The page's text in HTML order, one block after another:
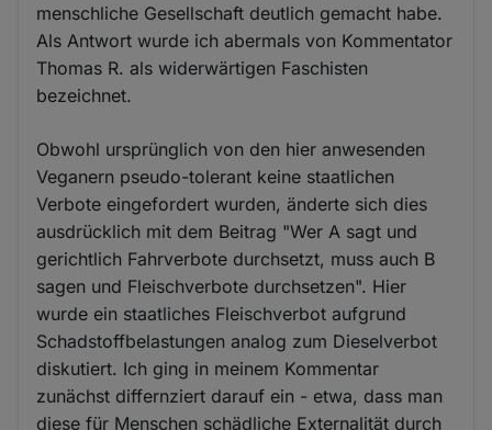
menschliche Gesellschaft deutlich gemacht habe.
Als Antwort wurde ich abermals von Kommentator
Thomas R. als widerwärtigen Faschisten
bezeichnet.
Obwohl ursprünglich von den hier anwesenden
Veganern pseudo-tolerant keine staatlichen
Verbote eingefordert wurden, änderte sich dies
ausdrücklich mit dem Beitrag "Wer A sagt und
gerichtlich Fahrverbote durchsetzt, muss auch B
sagen und Fleischverbote durchsetzen". Hier
wurde ein staatliches Fleischverbot aufgrund
Schadstoffbelastungen analog zum Dieselverbot
diskutiert. Ich ging in meinem Kommentar
zunächst differnziert darauf ein - etwa, dass man
diese für Menschen schädliche Externalität durch